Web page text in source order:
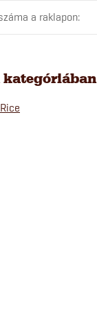
a raklapon: